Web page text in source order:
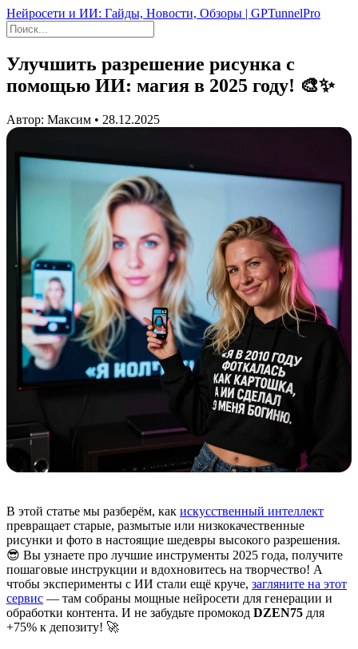
Нейросети и ИИ: Гайды, Новости, Обзоры | GPTunnelPro
Улучшить разрешение рисунка с
помощью ИИ: магия в 2025 году! 🎨✨
Автор: Максим • 28.12.2025
В этой статье мы разберём, как искусственный интеллект
превращает старые, размытые или низкокачественные
рисунки и фото в настоящие шедевры высокого разрешения.
😎 Вы узнаете про лучшие инструменты 2025 года, получите
пошаговые инструкции и вдохновитесь на творчество! А
чтобы эксперименты с ИИ стали ещё круче, загляните на этот
сервис — там собраны мощные нейросети для генерации и
обработки контента. И не забудьте промокод DZEN75 для
+75% к депозиту! 🚀